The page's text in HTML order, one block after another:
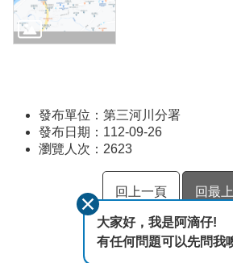
發布單位：第三河川分署
發布日期：112-09-26
瀏覽人次： 2623
回上一頁 回最
大家好，我是阿滴仔!
有任何問題可以先問我